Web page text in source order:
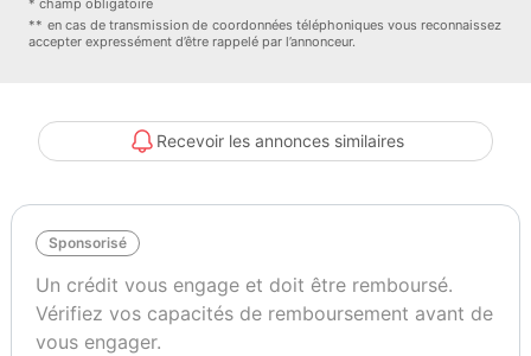
* champ obligatoire
** en cas de transmission de coordonnées téléphoniques vous reconnaissez
accepter expressément d’être rappelé par l’annonceur.
Recevoir les annonces similaires
Sponsorisé
Un crédit vous engage et doit être remboursé.
Vérifiez vos capacités de remboursement avant de
vous engager.